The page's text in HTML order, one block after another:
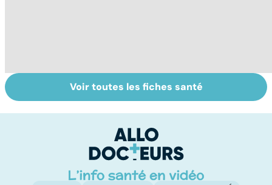
Tout savoir sur
les infections
Inflammation des
amygdales : que
d'angine ?
Voir toutes les fiches santé